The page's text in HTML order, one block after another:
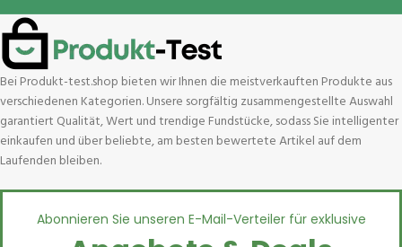
Bei Produkt-test.shop bieten wir Ihnen die meistverkauften Produkte aus
verschiedenen Kategorien. Unsere sorgfältig zusammengestellte Auswahl
garantiert Qualität, Wert und trendige Fundstücke, sodass Sie intelligenter
einkaufen und über beliebte, am besten bewertete Artikel auf dem
Laufenden bleiben.
Abonnieren Sie unseren E-Mail-Verteiler für exklusive